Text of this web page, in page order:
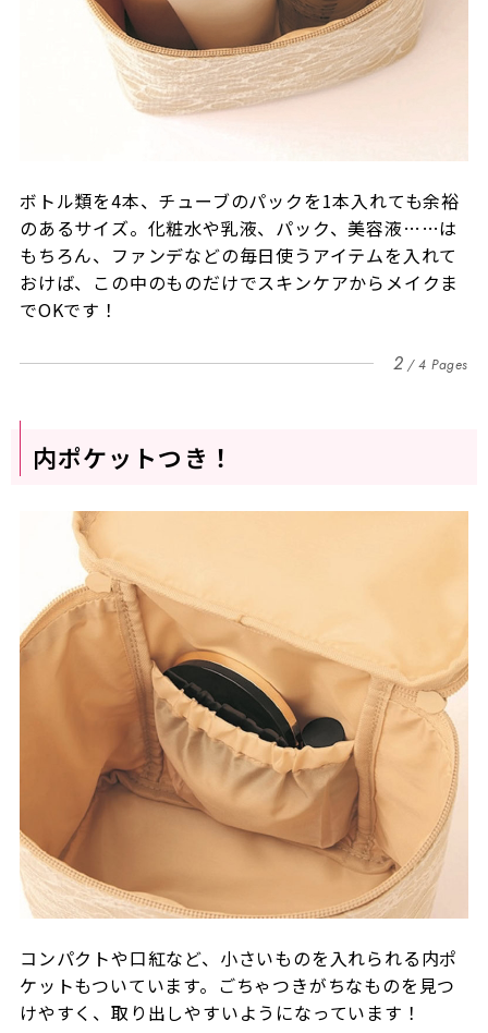
ボトル類を4本、チューブのパックを1本入れても余裕
のあるサイズ。化粧水や乳液、パック、美容液……は
もちろん、ファンデなどの毎日使うアイテムを入れて
おけば、この中のものだけでスキンケアからメイクま
でOKです！
2 4 Pages
内ポケットつき！
コンパクトや口紅など、小さいものを入れられる内ポ
ケットもついています。ごちゃつきがちなものを見つ
けやすく、取り出しやすいようになっています！